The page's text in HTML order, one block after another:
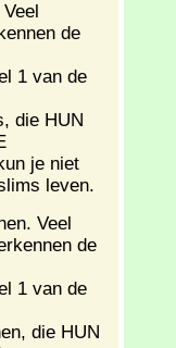
de
1 van de
die HUN
je niet
leven.
Veel
de
1 van de
die HUN